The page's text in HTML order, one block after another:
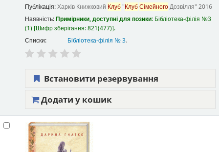
Публікація:Харків Книжковий Клуб"КлубСімейногоДозвілля" 2016
Наявність:Примірники, доступні для позики: Бібліотека-філія №3
(1) Шифр зберігання:821(477) .
Списки:
Бібліотека-філія № 3.
Встановити резервування
Додати у кошик